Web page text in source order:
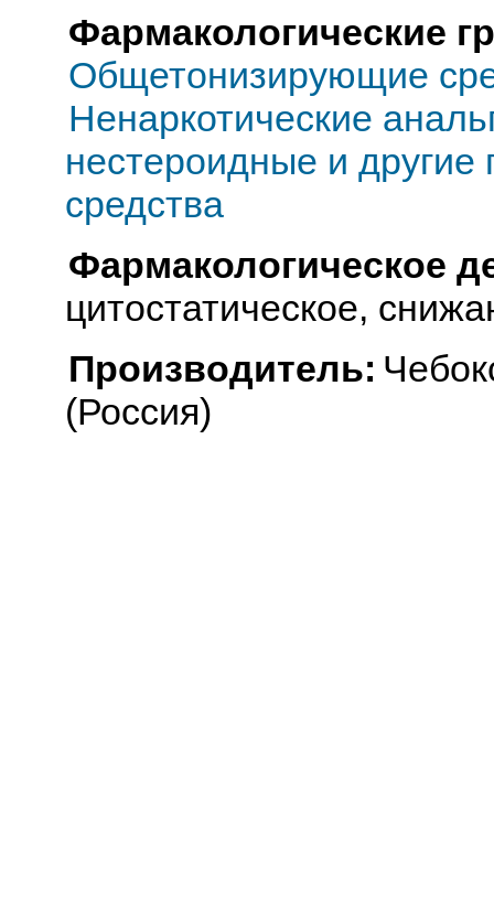
Фармакологические
Общетонизирующие
Ненаркотические
нестероидные и другие
средства
Фармакологическое
цитостатическое,
Производитель:
(Россия)